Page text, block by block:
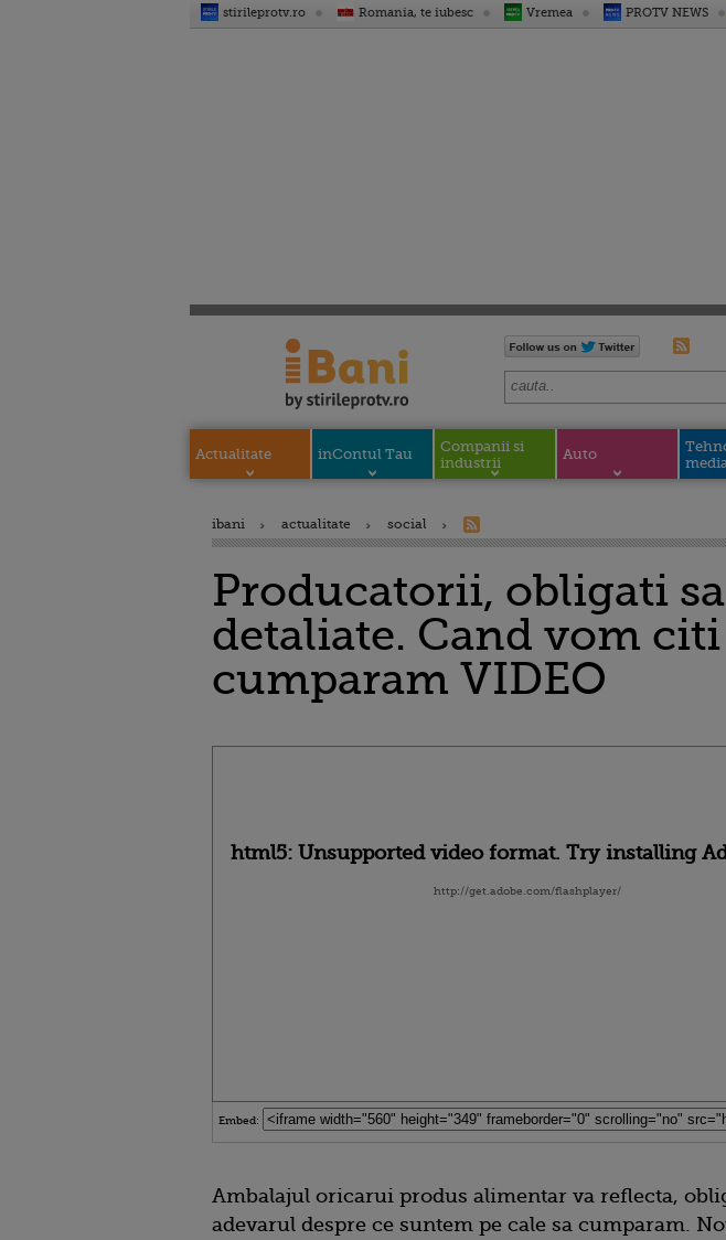
stirileprotv.ro Romania, te iubesc Vremea PROTV NEWS
Actualitate inContul Tau
Companii si
industrii
Auto
ibani actualitate social
Producatorii, obligati
detaliate. Cand vom
cumparam VIDEO
html5: Unsupported video format. Try installing
http://get.adobe.com/flashplayer/
Embed:
Ambalajul oricarui produs alimentar va reflecta,
adevarul despre ce suntem pe cale sa cumparam.